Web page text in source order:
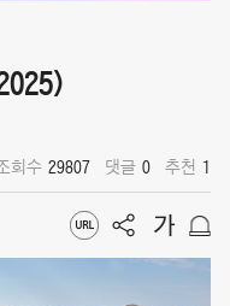
회수 29807 댓글 0 추천 1